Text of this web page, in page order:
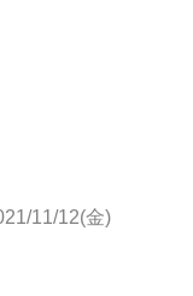
11/12(金)